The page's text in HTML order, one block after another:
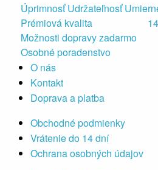
Úprimnosť Udržateľnosť
Prémiová kvalita
Možnosti dopravy zadarmo
Osobné poradenstvo
O nás
Kontakt
Doprava a platba
Obchodné podmienky
Vrátenie do 14 dní
Ochrana osobných údajov